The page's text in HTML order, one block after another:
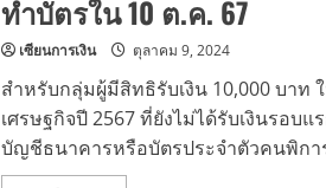
จ่าย
กา
รัน
ได้
เงิน
ครบ
แน่นอน
ทำบัตรใน 10 ต.ค. 67
เซียนการเงิน ตุลาคม 9, 2024
สำหรับกลุ่มผู้มีสิทธิรับเงิน 10,000 บาท
เศรษฐกิจปี 2567 ที่ยังไม่ได้รับเงินรอบ
บัญชีธนาคารหรือบัตรประจำตัวคนพิกา